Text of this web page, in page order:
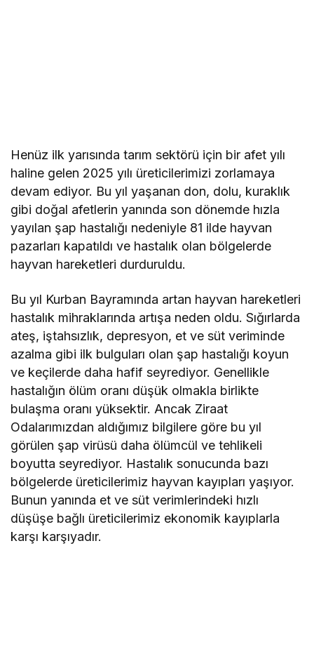
Henüz ilk yarısında tarım sektörü için bir afet yılı
haline gelen 2025 yılı üreticilerimizi zorlamaya
devam ediyor. Bu yıl yaşanan don, dolu, kuraklık
gibi doğal afetlerin yanında son dönemde hızla
yayılan şap hastalığı nedeniyle 81 ilde hayvan
pazarları kapatıldı ve hastalık olan bölgelerde
hayvan hareketleri durduruldu.
Bu yıl Kurban Bayramında artan hayvan hareketleri
hastalık mihraklarında artışa neden oldu. Sığırlarda
ateş, iştahsızlık, depresyon, et ve süt veriminde
azalma gibi ilk bulguları olan şap hastalığı koyun
ve keçilerde daha hafif seyrediyor. Genellikle
hastalığın ölüm oranı düşük olmakla birlikte
bulaşma oranı yüksektir. Ancak Ziraat
Odalarımızdan aldığımız bilgilere göre bu yıl
görülen şap virüsü daha ölümcül ve tehlikeli
boyutta seyrediyor. Hastalık sonucunda bazı
bölgelerde üreticilerimiz hayvan kayıpları yaşıyor.
Bunun yanında et ve süt verimlerindeki hızlı
düşüşe bağlı üreticilerimiz ekonomik kayıplarla
karşı karşıyadır.